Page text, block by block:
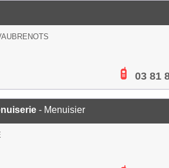
03 81
- Menuisier